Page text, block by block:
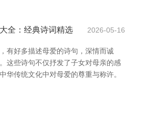
全：经典诗词精选 2026-05-16
有好多描述母爱的诗句，深情而诚
这些诗句不仅抒发了子女对母亲的感
华传统文化中对母爱的尊重与称许。